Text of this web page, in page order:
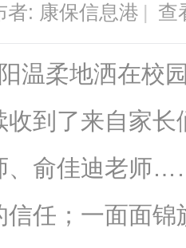
者: 康保信息港 | 查
温柔地洒在校
收到了来自家
、俞佳迪老师
信任；一面面